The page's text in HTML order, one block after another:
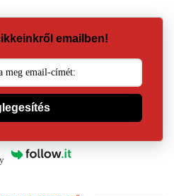
emailben!